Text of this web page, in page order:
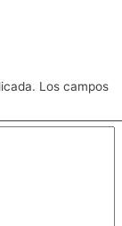
Los campos